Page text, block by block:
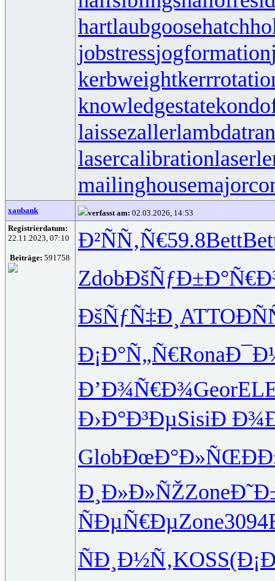
hartlaubgoose
jobstressjogformation
kerbweight
knowledgestate
laissezaller
lasercalibration
mailinghouse
xanbank verfasst am: 02.03.2026, 14:53
Registrierdatum:
22.11.2023, 07:10
Beiträge: 591758
Ð²ÑÑ‚Ñ€59.8Bett
ZdobÐšÑƒÐ±Ð°
ÐšÑƒÑ‡Ð¸ ATTO
Ð¡Ð°Ñ„Ñ€Rona
Ð’Ð¾Ñ€Ð¾Geor
Ð›Ð°Ð³ÐµSisiÐ
GlobÐœÐ°Ð»ÑŒ
Ð¸Ð»Ð»ÑŽZone
ÑÐµÑ€ÐµZone3094
ÑÐ¸Ð½Ñ‚KOSS